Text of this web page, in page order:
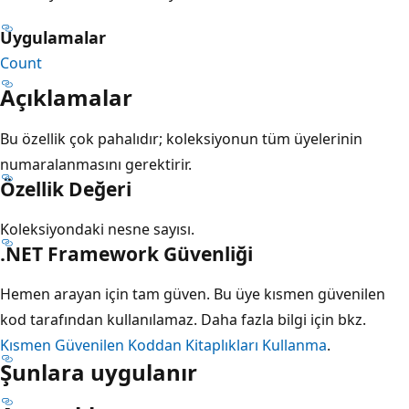
Uygulamalar
Count
Açıklamalar
Bu özellik çok pahalıdır; koleksiyonun tüm üyelerinin
numaralanmasını gerektirir.
Özellik Değeri
Koleksiyondaki nesne sayısı.
.NET Framework Güvenliği
Hemen arayan için tam güven. Bu üye kısmen güvenilen
kod tarafından kullanılamaz. Daha fazla bilgi için bkz.
Kısmen Güvenilen Koddan Kitaplıkları Kullanma.
Şunlara uygulanır